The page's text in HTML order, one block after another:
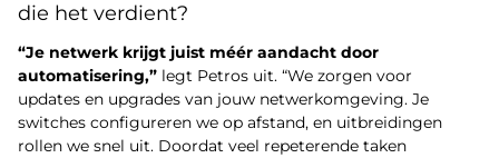
die het verdient?
“Je netwerk krijgt juist méér aandacht door
automatisering,” legt Petros uit. “We zorgen voor
updates en upgrades van jouw netwerkomgeving. Je
switches configureren we op afstand, en uitbreidingen
rollen we snel uit. Doordat veel repeterende taken